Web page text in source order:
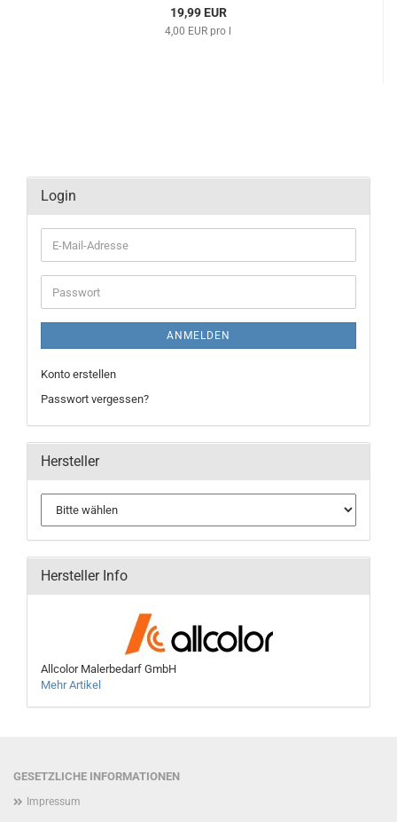
19,99 EUR
4,00 EUR pro l
Login
E-
Mail-
Adresse
Passwort
ANMELDEN
Konto erstellen
Passwort vergessen?
Hersteller
Hersteller Info
Allcolor Malerbedarf GmbH
Mehr Artikel
GESETZLICHE INFORMATIONEN
Impressum